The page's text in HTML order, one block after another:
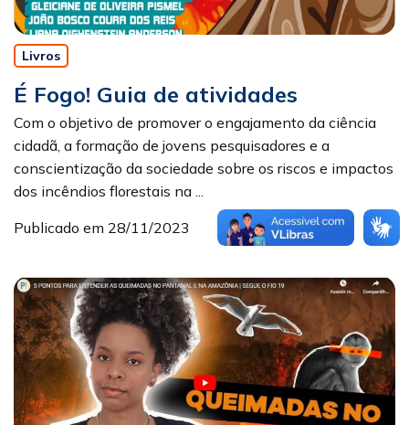
Livros
É Fogo! Guia de atividades
Com o objetivo de promover o engajamento da ciência
cidadã, a formação de jovens pesquisadores e a
conscientização da sociedade sobre os riscos e impactos
dos incêndios florestais na ...
Publicado em 28/11/2023